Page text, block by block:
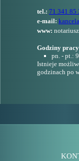
tel.: 71 341 85
e-mail:
www:
Godziny
pn. - pt.:
Istnieje
godzinach po